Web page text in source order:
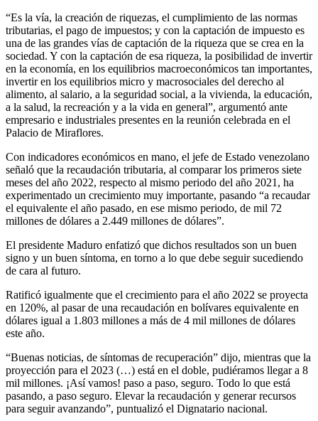
“Es la vía, la creación de riquezas, el cumplimiento de las normas
tributarias, el pago de impuestos; y con la captación de impuesto es
una de las grandes vías de captación de la riqueza que se crea en la
sociedad. Y con la captación de esa riqueza, la posibilidad de invertir
en la economía, en los equilibrios macroeconómicos tan importantes,
invertir en los equilibrios micro y macrosociales del derecho al
alimento, al salario, a la seguridad social, a la vivienda, la educación,
a la salud, la recreación y a la vida en general”, argumentó ante
empresario e industriales presentes en la reunión celebrada en el
Palacio de Miraflores.
Con indicadores económicos en mano, el jefe de Estado venezolano
señaló que la recaudación tributaria, al comparar los primeros siete
meses del año 2022, respecto al mismo periodo del año 2021, ha
experimentado un crecimiento muy importante, pasando “a recaudar
el equivalente el año pasado, en ese mismo periodo, de mil 72
millones de dólares a 2.449 millones de dólares”.
El presidente Maduro enfatizó que dichos resultados son un buen
signo y un buen síntoma, en torno a lo que debe seguir sucediendo
de cara al futuro.
Ratificó igualmente que el crecimiento para el año 2022 se proyecta
en 120%, al pasar de una recaudación en bolívares equivalente en
dólares igual a 1.803 millones a más de 4 mil millones de dólares
este año.
“Buenas noticias, de síntomas de recuperación” dijo, mientras que la
proyección para el 2023 (…) está en el doble, pudiéramos llegar a 8
mil millones. ¡Así vamos! paso a paso, seguro. Todo lo que está
pasando, a paso seguro. Elevar la recaudación y generar recursos
para seguir avanzando”, puntualizó el Dignatario nacional.